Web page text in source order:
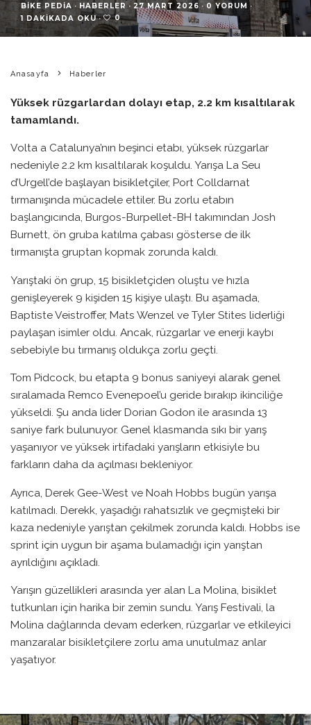
BIKE PEDIA · HABERLER · 27 MART 2026 · 0 YORUM ·
1 DAKIKADA OKU · 0
Anasayfa Haberler
Yüksek rüzgarlardan dolayı etap, 2.2 km kısaltılarak
tamamlandı.
Volta a Catalunya’nın beşinci etabı, yüksek rüzgarlar
nedeniyle 2.2 km kısaltılarak koşuldu. Yarışa La Seu
d’Urgell’de başlayan bisikletçiler, Port Colldarnat
tırmanışında mücadele ettiler. Bu zorlu etabın
başlangıcında, Burgos-Burpellet-BH takımından Josh
Burnett, ön gruba katılma çabası gösterse de ilk
tırmanışta gruptan kopmak zorunda kaldı.
Yarıştaki ön grup, 15 bisikletçiden oluştu ve hızla
genişleyerek 9 kişiden 15 kişiye ulaştı. Bu aşamada,
Baptiste Veistroffer, Mats Wenzel ve Tyler Stites liderliği
paylaşan isimler oldu. Ancak, rüzgarlar ve enerji kaybı
sebebiyle bu tırmanış oldukça zorlu geçti.
Tom Pidcock, bu etapta 9 bonus saniyeyi alarak genel
sıralamada Remco Evenepoel’u geride bırakıp ikinciliğe
yükseldi. Şu anda lider Dorian Godon ile arasında 13
saniye fark bulunuyor. Genel klasmanda sıkı bir yarış
yaşanıyor ve yüksek irtifadaki yarışların etkisiyle bu
farkların daha da açılması bekleniyor.
Ayrıca, Derek Gee-West ve Noah Hobbs bugün yarışa
katılmadı. Derekk, yaşadığı rahatsızlık ve geçmişteki bir
kaza nedeniyle yarıştan çekilmek zorunda kaldı. Hobbs ise
sprint için uygun bir aşama bulamadığı için yarıştan
ayrıldığını açıkladı.
Yarışın güzellikleri arasında yer alan La Molina, bisiklet
tutkunları için harika bir zemin sundu. Yarış Festivali, la
Molina dağlarında devam ederken, rüzgarlar ve etkileyici
manzaralar bisikletçilere zorlu ama unutulmaz anlar
yaşatıyor.